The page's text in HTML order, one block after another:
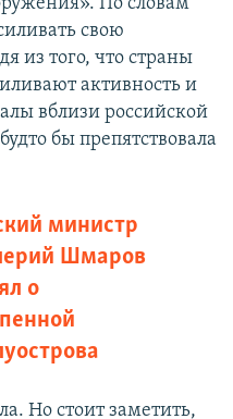
свою
из того, что страны
активность и
вблизи российской
бы препятствовала
министр
Шмаров
о
Но стоит заметить,